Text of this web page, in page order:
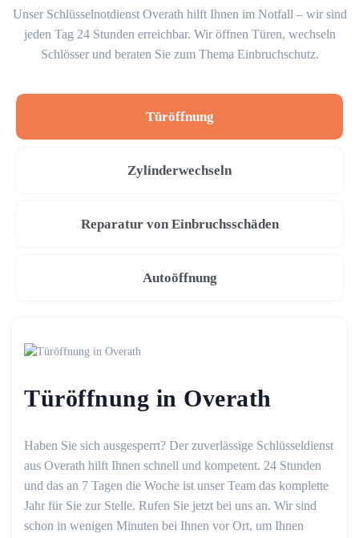
Unser Schlüsselnotdienst Overath hilft Ihnen im Notfall – wir sind
jeden Tag 24 Stunden erreichbar. Wir öffnen Türen, wechseln
Schlösser und beraten Sie zum Thema Einbruchschutz.
Türöffnung
Zylinderwechseln
Reparatur von Einbruchsschäden
Autoöffnung
Türöffnung in Overath
Haben Sie sich ausgesperrt? Der zuverlässige Schlüsseldienst
aus Overath hilft Ihnen schnell und kompetent. 24 Stunden
und das an 7 Tagen die Woche ist unser Team das komplette
Jahr für Sie zur Stelle. Rufen Sie jetzt bei uns an. Wir sind
schon in wenigen Minuten bei Ihnen vor Ort, um Ihnen